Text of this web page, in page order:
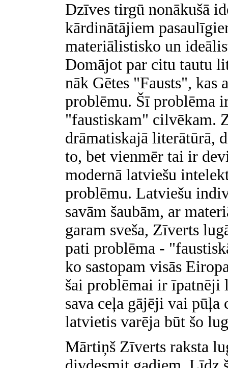
Dzīves tirgū nonākušā
kārdinātājiem
materiālistisko un
Domājot par citu tautu
nāk Gētes "Fausts", kas
problēmu. Šī problēma
"faustiskam" cilvēkam.
drāmatiskajā literātūrā,
to, bet vienmēr tai ir
modernā latviešu
problēmu. Latviešu
savām šaubām, ar
garam sveša, Zīverts
pati problēma -
ko sastopam visās
šai problēmai ir
sava ceļa gājēji vai
latvietis varēja būt šo
Mārtiņš Zīverts raksta